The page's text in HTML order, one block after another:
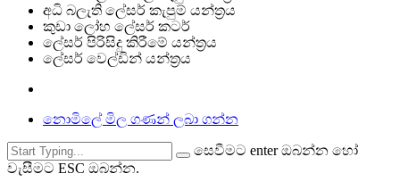
අධි බලැති ලේසර් කැපුම් යන්ත්‍රය
කුඩා ලෝහ ලේසර් කටර්
ලේසර් පිරිසිදු කිරීමේ යන්ත්‍රය
ලේසර් වෙල්ඩින් යන්ත්‍රය
නොමිලේ මිල ගණන් ලබා ගන්න
සෙවීමට enter ඔබන්න හෝ
වැසීමට ESC ඔබන්න.